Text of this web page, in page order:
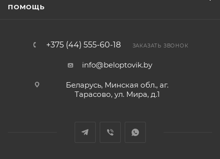
ПОМОЩЬ
+375 (44) 555-60-18 ЗАКАЗАТЬ ЗВОНОК
info@beloptovik.by
Беларусь, Минская обл., аг.
Тарасово, ул. Мира, д.1